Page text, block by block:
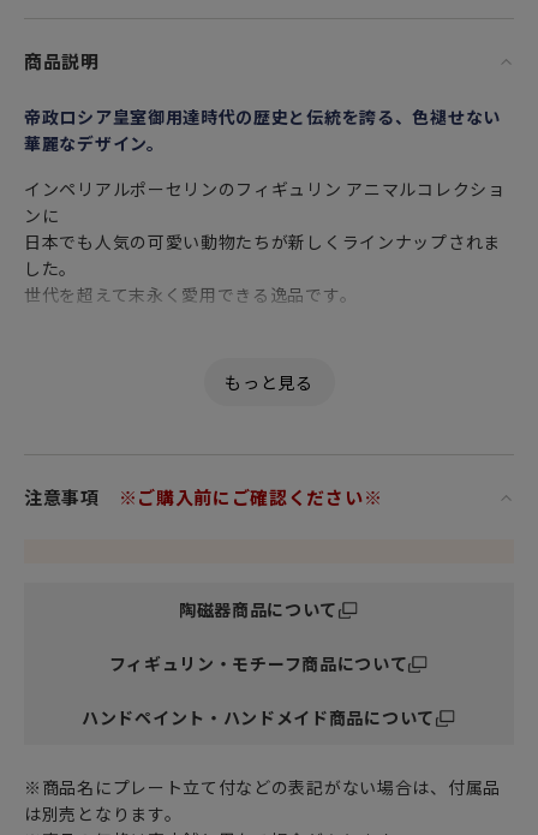
商品説明
帝政ロシア皇室御用達時代の歴史と伝統を誇る、色褪せない
華麗なデザイン。
インペリアルポーセリンのフィギュリン アニマルコレクショ
ンに
日本でも人気の可愛い動物たちが新しくラインナップされま
した。
世代を超えて末永く愛用できる逸品です。
ロシア最古の傑作磁器ブランド インペリアル・ポーセリン。
現在に至るまでとくに人気のシリーズが
「COBALTNET コバルトネット」と
による
ロシアの風俗を巧みに織り込んだ作品達。
注意事項 ※ご購入前にご確認ください※
陶磁器商品について
フィギュリン・モチーフ商品について
ハンドペイント・ハンドメイド商品について
※商品名にプレート立て付などの表記がない場合は、付属品
は別売となります。